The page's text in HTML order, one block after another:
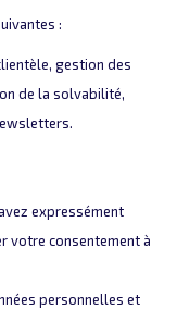
:
gestion des
de la solvabilité,
expressément
votre consentement à
personnelles et